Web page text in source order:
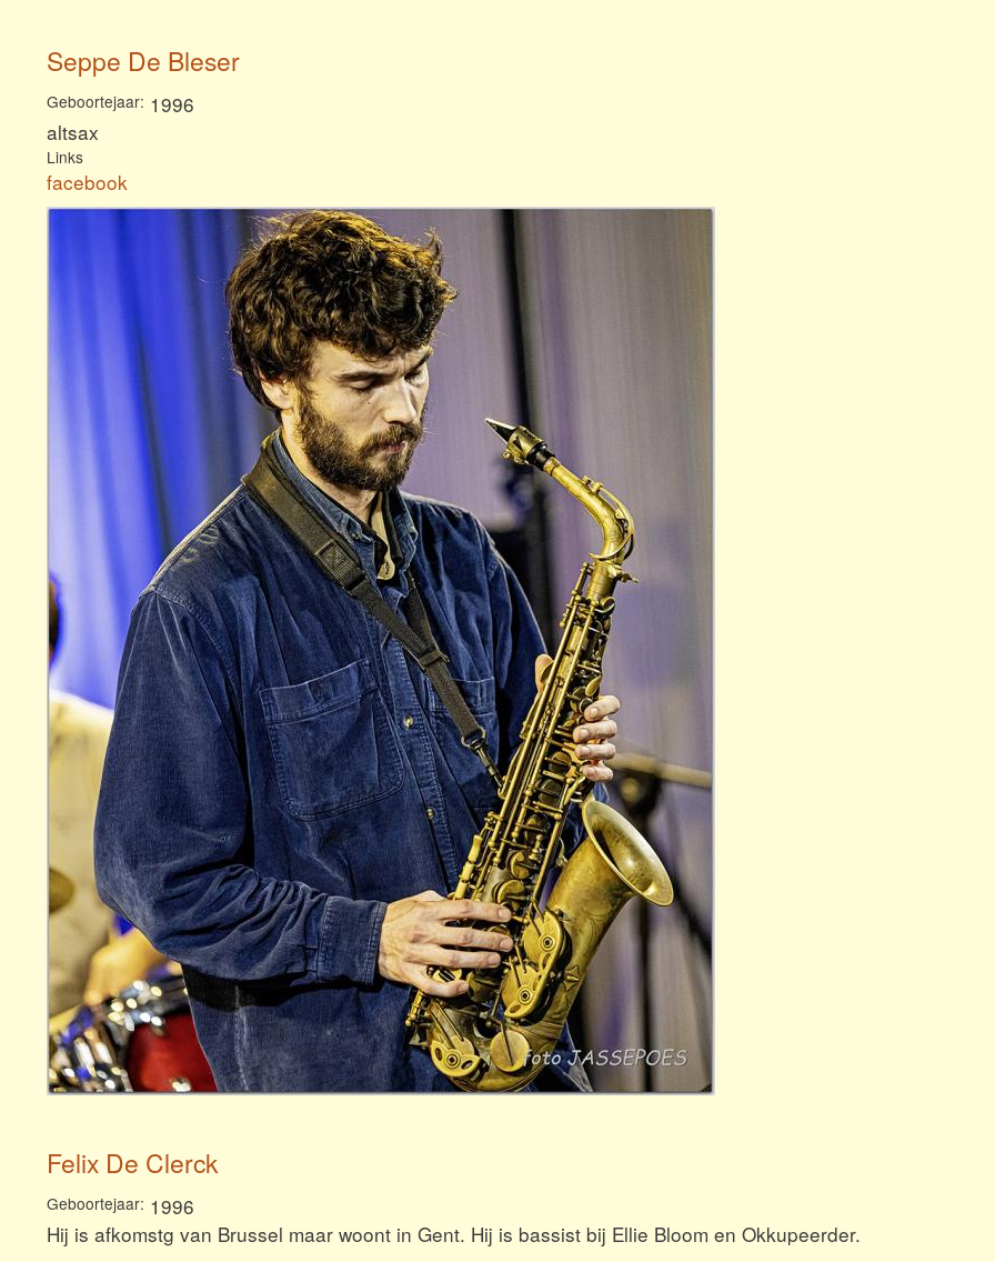
Seppe De Bleser
Geboortejaar 1996
altsax
Links
facebook
Felix De Clerck
Geboortejaar 1996
Hij is afkomstg van Brussel maar woont in Gent. Hij is bassist bij Ellie Bloom en Okkupeerder.